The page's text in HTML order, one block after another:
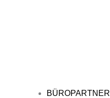
BÜROPARTNER